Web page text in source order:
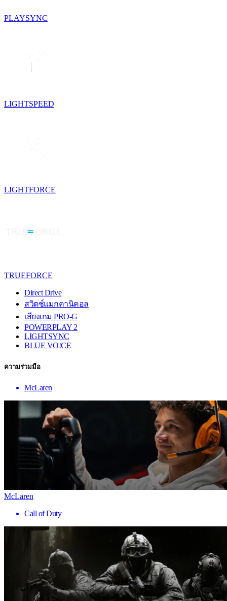
PLAYSYNC
LIGHTSPEED
LIGHTFORCE
TRUEFORCE
Direct Drive
สวิตช์แมกคานิคอล
เสียงเกม PRO-G
POWERPLAY 2
LIGHTSYNC
BLUE VO!CE
ความร่วมมือ
McLaren
McLaren
Call of Duty